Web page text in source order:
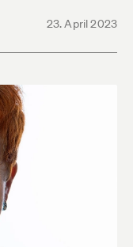
23. April 2023